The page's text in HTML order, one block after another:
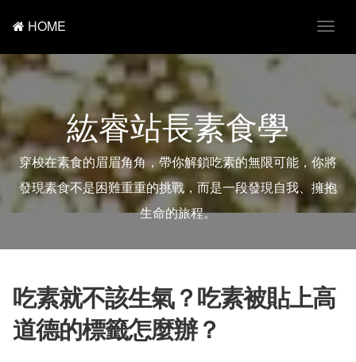
T
g
e
n
i
g
a
t
i
HOME
紘睿站長素食學
穿梭在素食的眉眉角角，帶你解鎖吃素的無限可能，你將
發現素食不是困難重重的挑戰，而是一段發現自我、擁抱
生命的旅程。
吃素就不該生氣？吃素被貼上高
道德的標籤怎麼辦？